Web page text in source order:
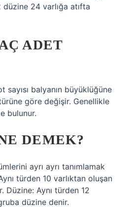
24 varlığa atıfta
ADET
sayısı balyanın büyüklüğüne
göre değişir. Genellikle
bulunur.
DEMEK?
ayrı ayrı tanımlamak
türden 10 varlıktan oluşan
Düzine: Aynı türden 12
düzine denir.